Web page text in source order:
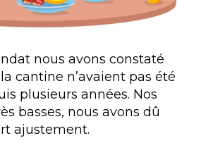
nous avons constaté
cantine n’avaient pas été
plusieurs années. Nos
basses, nous avons dû
ajustement.